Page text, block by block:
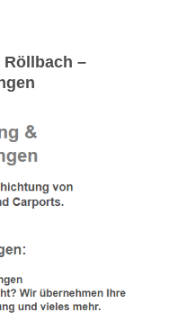
Röllbach –